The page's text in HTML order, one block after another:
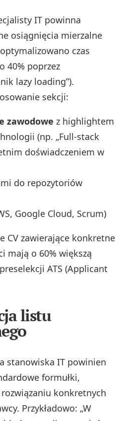
IT powinna
osiągnięcia mierzalne
czas
40% poprzez
lazy loading”).
sekcji:
zawodowe z highlightem
(np. „Full-stack
doświadczeniem w
do repozytoriów
Google Cloud, Scrum)
CV zawierające konkretne
mają o 60% większą
ATS (Applicant
listu
stanowiska IT powinien
formułki,
konkretnych
Przykładowo: „W